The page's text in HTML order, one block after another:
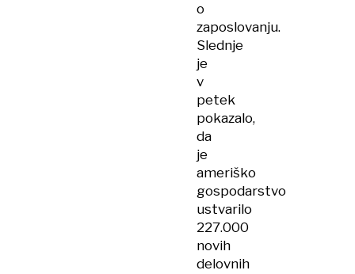
o
zaposlovanju.
Slednje
je
v
petek
pokazalo,
da
je
ameriško
gospodarstvo
ustvarilo
227.000
novih
delovnih